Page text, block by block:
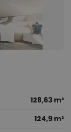
128,63 m²
124,9 m²